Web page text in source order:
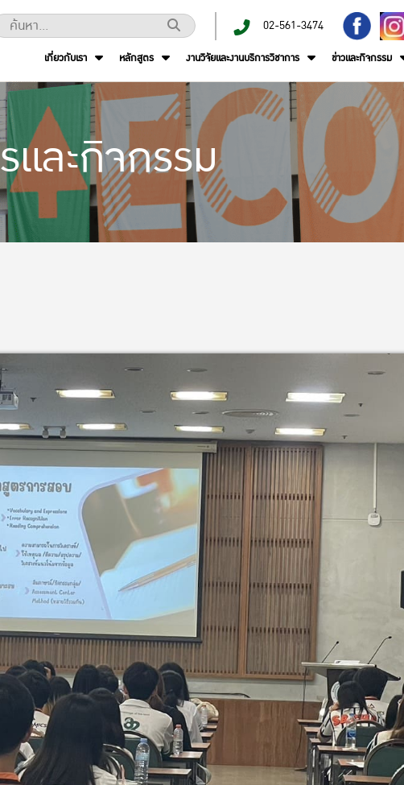
02-561-3474
เกี่ยวกับเรา
หลักสูตร งานวิจัยและงานบริการวิชาการ ข่าวและกิจกรรม
และกิจกรรม